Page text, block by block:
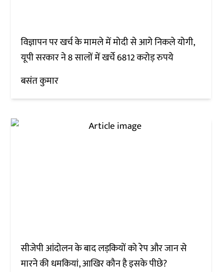
विज्ञापन पर खर्च के मामले में मोदी से आगे निकले योगी,
यूपी सरकार ने 8 सालों में खर्चे 6812 करोड़ रुपये
बसंत कुमार
सीजेपी आंदोलन के बाद लड़कियों को रेप और जान से
मारने की धमकियां, आखिर कौन है इसके पीछे?